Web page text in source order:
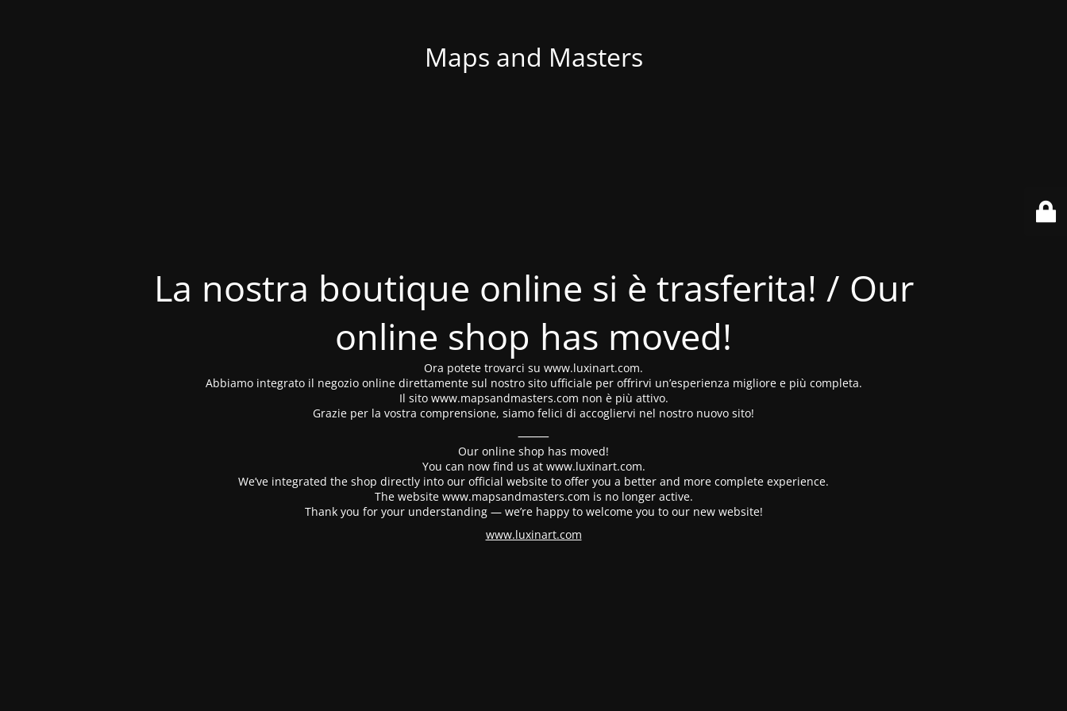
Maps and Masters
La nostra boutique online si è trasferita! / Our
online shop has moved!
Ora potete trovarci su www.luxinart.com.
Abbiamo integrato il negozio online direttamente sul nostro sito ufficiale per offrirvi un’esperienza migliore e più completa.
Il sito www.mapsandmasters.com non è più attivo.
Grazie per la vostra comprensione, siamo felici di accogliervi nel nostro nuovo sito!
⸻
Our online shop has moved!
You can now find us at www.luxinart.com.
We’ve integrated the shop directly into our official website to offer you a better and more complete experience.
The website www.mapsandmasters.com is no longer active.
Thank you for your understanding — we’re happy to welcome you to our new website!
www.luxinart.com